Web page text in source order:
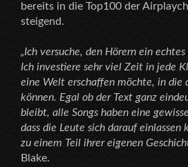
bereits in die Top100 der
steigend.
„Ich versuche, den Hörern ein
Ich investiere sehr viel Zeit in jede
eine Welt erschaffen möchte, in die
können. Egal ob der Text ganz
bleibt, alle Songs haben eine
dass die Leute sich darauf einlassen
zu einem Teil ihrer eigenen
Blake.